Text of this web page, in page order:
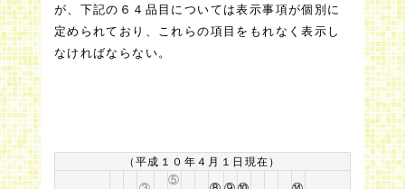
が、下記の６４品目については表示事項が個別に
定められており、これらの項目をもれなく表示し
なければならない。
（平成１０年４月１日現在）
⑤